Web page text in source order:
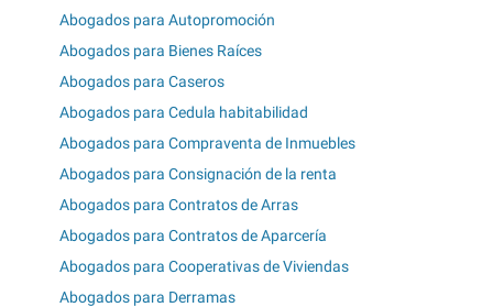
Abogados para Autopromoción
Abogados para Bienes Raíces
Abogados para Caseros
Abogados para Cedula habitabilidad
Abogados para Compraventa de Inmuebles
Abogados para Consignación de la renta
Abogados para Contratos de Arras
Abogados para Contratos de Aparcería
Abogados para Cooperativas de Viviendas
Abogados para Derramas